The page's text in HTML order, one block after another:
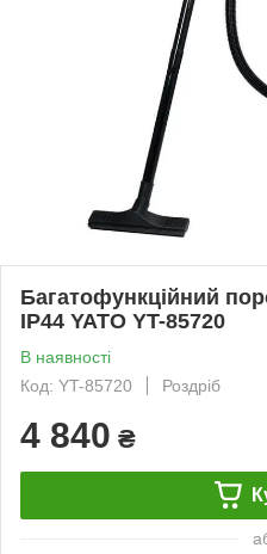
Багатофункційний
IP44 YATO YT-85720
В наявності
Код: YT-85720
Роздріб
4 840 ₴